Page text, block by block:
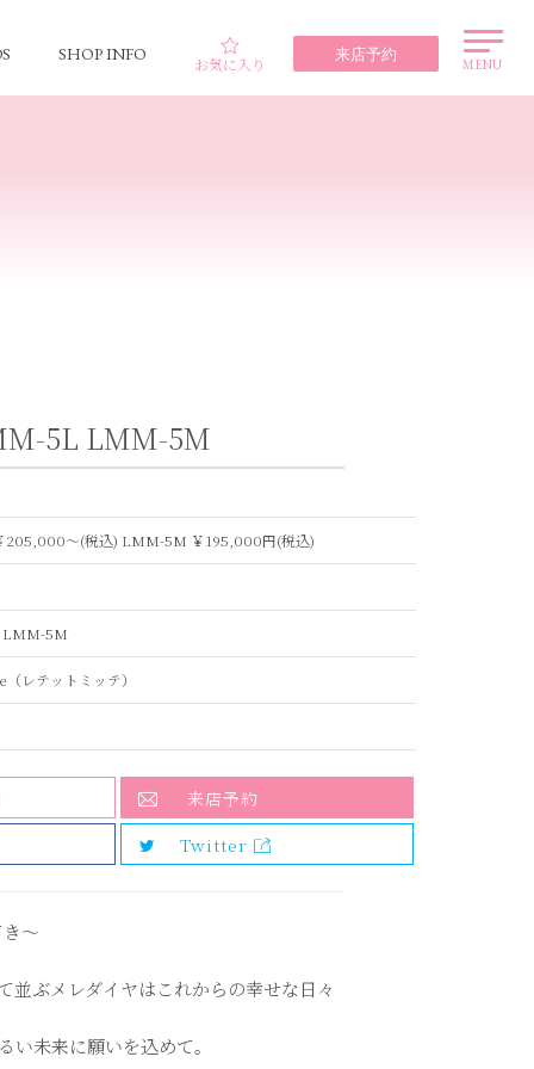
SHOP INFO お気に入り 来店予約
MENU
5L LMM-5M
～(税込) LMM-5M ￥195,000円(税込)
5M
レテットミッテ）
来店予約
Twitter
～
並ぶメレダイヤはこれからの幸せな日々
い未来に願いを込めて。